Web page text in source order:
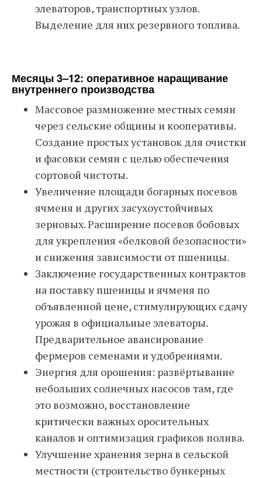
элеваторов, транспортных узлов.
Выделение для них резервного топлива.
Месяцы 3–12: оперативное наращивание
внутреннего производства
Массовое размножение местных семян
через сельские общины и кооперативы.
Создание простых установок для очистки
и фасовки семян с целью обеспечения
сортовой чистоты.
Увеличение площади богарных посевов
ячменя и других засухоустойчивых
зерновых. Расширение посевов бобовых
для укрепления «белковой безопасности»
и снижения зависимости от пшеницы.
Заключение государственных контрактов
на поставку пшеницы и ячменя по
объявленной цене, стимулирующих сдачу
урожая в официальные элеваторы.
Предварительное авансирование
фермеров семенами и удобрениями.
Энергия для орошения: развёртывание
небольших солнечных насосов там, где
это возможно, восстановление
критически важных оросительных
каналов и оптимизация графиков полива.
Улучшение хранения зерна в сельской
местности (строительство бункерных